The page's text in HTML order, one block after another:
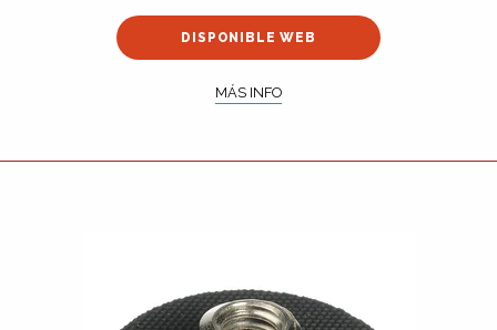
DISPONIBLE WEB
MÁS INFO